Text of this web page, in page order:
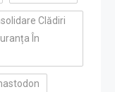
Clădiri
În